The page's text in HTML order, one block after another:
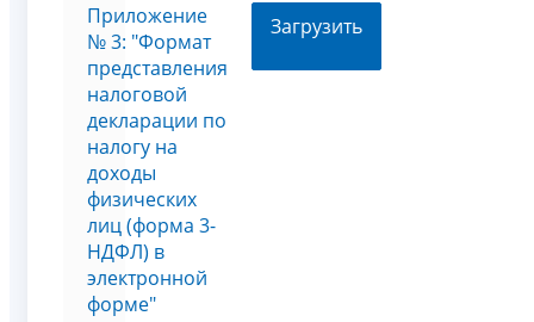
Приложение
№ 3: "Формат
представления
налоговой
декларации по
налогу на
доходы
физических
лиц (форма 3-
НДФЛ) в
электронной
форме"
Загрузить